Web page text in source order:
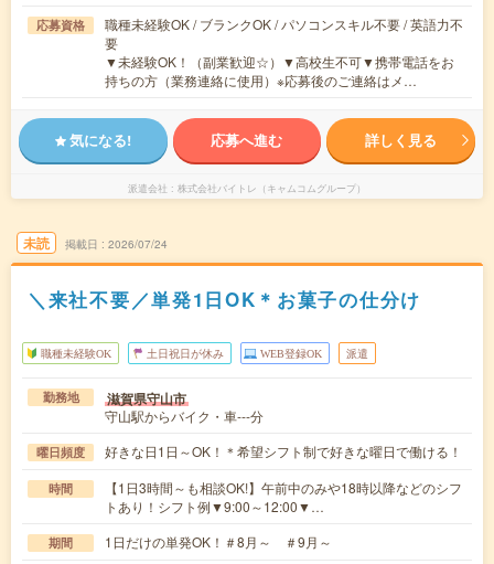
応募資格
職種未経験OK / ブランクOK / パソコンスキル不要 / 英語力不
要
▼未経験OK！（副業歓迎☆）▼高校生不可▼携帯電話をお
持ちの方（業務連絡に使用）※応募後のご連絡はメ…
気になる! 応募へ進む 詳しく見る
派遣会社 株式会社バイトレ（キャムコムグループ）
未読 掲載日 2026/07/24
＼来社不要／単発1日OK＊お菓子の仕分け
職種未経験OK 土日祝日が休み WEB登録OK 派遣
勤務地 滋賀県守山市
守山駅からバイク・車---分
曜日頻度 好きな日1日～OK！＊希望シフト制で好きな曜日で働ける！
時間
【1日3時間～も相談OK!】午前中のみや18時以降などのシフ
トあり！シフト例▼9:00～12:00▼…
期間 1日だけの単発OK！＃8月～ ＃9月～